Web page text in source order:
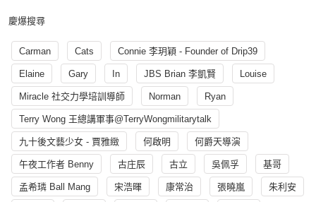
慶爆搜尋
Carman Cats Connie 李玥穎 - Founder of Drip39
Elaine Gary In JBS Brian 李凱賢 Louise
Miracle 社交力學培訓導師 Norman Ryan
Terry Wong 王總講軍事@TerryWongmilitarytalk
九十後文藝少女 - 賈雅緻 何啟明 何爵天導演
午夜工作者 Benny 古庄辰 古立 吳佩孚 基哥
孟希璘 Ball Mang 宋浩暉 康常治 張曉嵐 朱利安